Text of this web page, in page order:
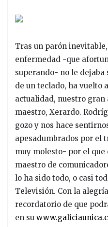
Tras un parón
enfermedad -que
superando- no le
de un teclado, ha vuelto
actualidad, nuestro
maestro, Xerardo.
gozo y nos hace
apesadumbrados por el
muy molesto- por el que
maestro de
lo ha sido todo, o casi
Televisión. Con la
recordatorio de que
en su